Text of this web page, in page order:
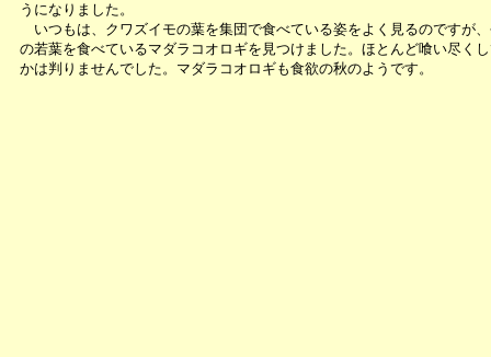
うになりました。
いつもは、クワズイモの葉を集団で食べている姿をよく見るのですが
の若葉を食べているマダラコオロギを見つけました。ほとんど喰い尽く
かは判りませんでした。マダラコオロギも食欲の秋のようです。